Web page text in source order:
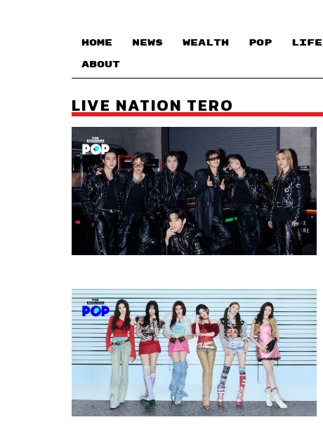
HOME NEWS WEALTH POP LIFE
ABOUT
LIVE NATION TERO